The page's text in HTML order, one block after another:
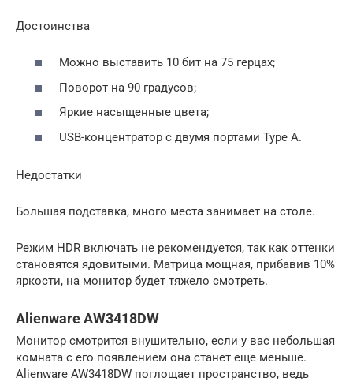
Достоинства
Можно выставить 10 бит на 75 герцах;
Поворот на 90 градусов;
Яркие насыщенные цвета;
USB-концентратор с двумя портами Type A.
Недостатки
Большая подставка, много места занимает на столе.
Режим HDR включать не рекомендуется, так как оттенки
становятся ядовитыми. Матрица мощная, прибавив 10%
яркости, на монитор будет тяжело смотреть.
Alienware AW3418DW
Монитор смотрится внушительно, если у вас небольшая
комната с его появлением она станет еще меньше.
Alienware AW3418DW поглощает пространство, ведь